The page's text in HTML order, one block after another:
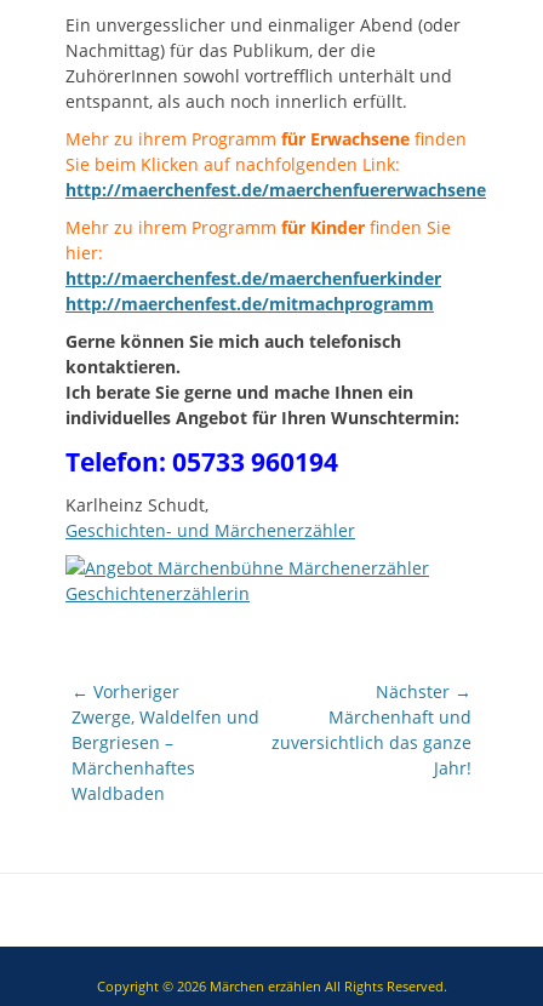
Ein unvergesslicher und einmaliger Abend (oder
Nachmittag) für das Publikum, der die
ZuhörerInnen sowohl vortrefflich unterhält und
entspannt, als auch noch innerlich erfüllt.
Mehr zu ihrem Programm für Erwachsene finden
Sie beim Klicken auf nachfolgenden Link:
http://maerchenfest.de/maerchenfuererwachsene
Mehr zu ihrem Programm für Kinder finden Sie
hier:
http://maerchenfest.de/maerchenfuerkinder
http://maerchenfest.de/mitmachprogramm
Gerne können Sie mich auch telefonisch
kontaktieren.
Ich berate Sie gerne und mache Ihnen ein
individuelles Angebot für Ihren Wunschtermin:
Telefon: 05733 960194
Karlheinz Schudt,
Geschichten- und Märchenerzähler
Beitragsnavigation
← Vorheriger
Vorheriger
Beitrag:
Zwerge, Waldelfen und
Bergriesen –
Märchenhaftes
Waldbaden
Nächster →
Nächster
Beitrag:
Märchenhaft und
zuversichtlich das ganze
Jahr!
Copyright © 2026 Märchen erzählen All Rights Reserved.